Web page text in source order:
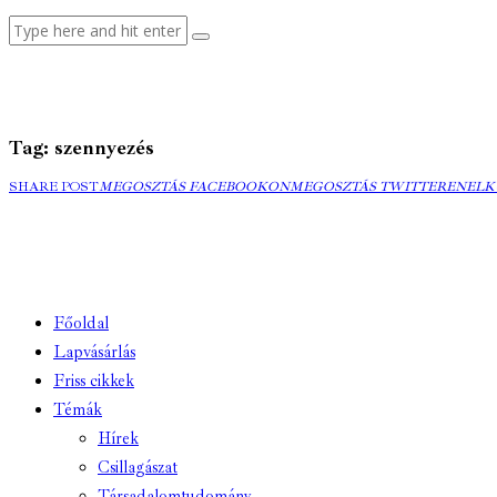
Tag: szennyezés
SHARE POSTMEGOSZTÁS
MEGOSZTÁS FACEBOOKONMEGOSZTÁS
MEGOSZTÁS TWITTEREN
Főoldal
Lapvásárlás
Friss cikkek
Témák
Hírek
Csillagászat